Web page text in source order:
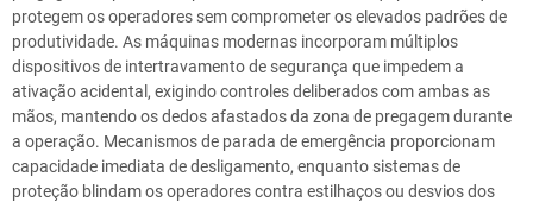
protegem os operadores sem comprometer os elevados padrões de
produtividade. As máquinas modernas incorporam múltiplos
dispositivos de intertravamento de segurança que impedem a
ativação acidental, exigindo controles deliberados com ambas as
mãos, mantendo os dedos afastados da zona de pregagem durante
a operação. Mecanismos de parada de emergência proporcionam
capacidade imediata de desligamento, enquanto sistemas de
proteção blindam os operadores contra estilhaços ou desvios dos